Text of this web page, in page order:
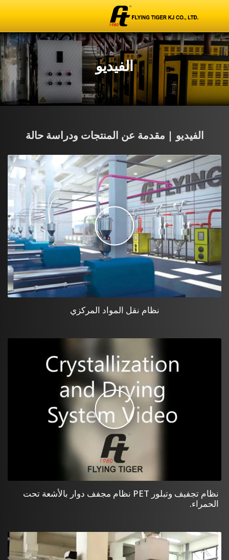
الفيديو
الفيديو | مقدمة عن المنتجات ودراسة حالة
نظام نقل المواد المركزي
نظام تجفيف وتبلور PET نظام مجفف دوار بالأشعة تحت
الحمراء.